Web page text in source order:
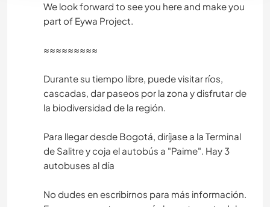
We look forward to see you here and make you
part of Eywa Project.
≈≈≈≈≈≈≈≈≈
Durante su tiempo libre, puede visitar ríos,
cascadas, dar paseos por la zona y disfrutar de
la biodiversidad de la región.
Para llegar desde Bogotá, diríjase a la Terminal
de Salitre y coja el autobús a "Paime". Hay 3
autobuses al día
No dudes en escribirnos para más información.